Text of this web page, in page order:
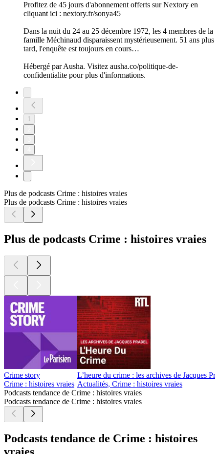
Profitez de 45 jours d'abonnement offerts sur Nextory en
cliquant ici : nextory.fr/sonya45
Dans la nuit du 24 au 25 décembre 1972, les 4 membres de la
famille Méchinaud disparaissent mystérieusement. 51 ans plus
tard, l'enquête est toujours en cours…
Hébergé par Ausha. Visitez ausha.co/politique-de-
confidentialite pour plus d'informations.
1
Plus de podcasts Crime : histoires vraies
Plus de podcasts Crime : histoires vraies
Plus de podcasts Crime : histoires vraies
Crime story
Crime : histoires vraies
L’heure du crime : les archives de Jacques
Actualités, Crime : histoires vraies
Podcasts tendance de Crime : histoires vraies
Podcasts tendance de Crime : histoires vraies
Podcasts tendance de Crime : histoires